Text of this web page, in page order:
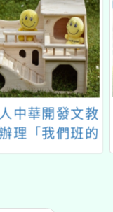
中華開發文教
理「我們班的
小天份大未來
」徵件辦法一